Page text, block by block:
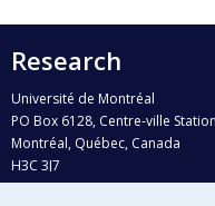
Research
Université de Montréal
PO Box 6128, Centre-ville Station
Montréal, Québec, Canada
H3C 3J7